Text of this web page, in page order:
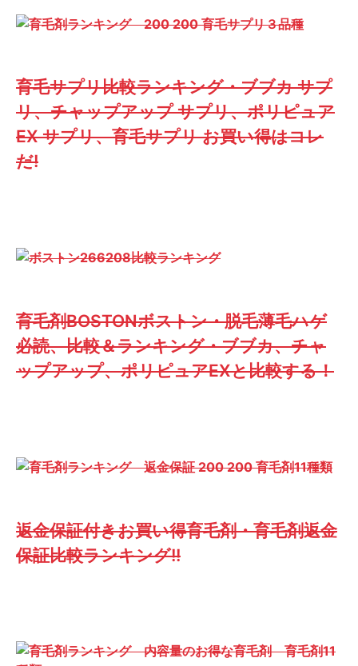
育毛サプリ比較ランキング・ブブカ サプ
リ、チャップアップ サプリ、ポリピュア
EX サプリ、育毛サプリ お買い得はコレ
だ!
育毛剤BOSTONボストン・脱毛薄毛ハゲ
必読、比較＆ランキング・ブブカ、チャ
ップアップ、ポリピュアEXと比較する！
返金保証付きお買い得育毛剤・育毛剤返金
保証比較ランキング!!